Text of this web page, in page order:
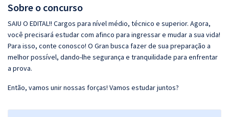
Sobre o concurso
SAIU O EDITAL!! Cargos para nível médio, técnico e superior. Agora,
você precisará estudar com afinco para ingressar e mudar a sua vida!
Para isso, conte conosco! O Gran busca fazer de sua preparação a
melhor possível, dando-lhe segurança e tranquilidade para enfrentar
a prova.
Então, vamos unir nossas forças! Vamos estudar juntos?